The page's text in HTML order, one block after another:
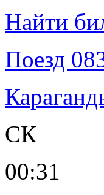
Найти
Поезд
СК
00:31